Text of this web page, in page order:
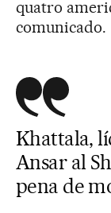
quatro
comunicado.
Khattala,
Ansar al
pena de